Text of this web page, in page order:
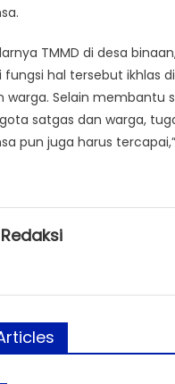
TMMD di desa
hal tersebut ikhlas
warga. Selain membantu
satgas dan warga,
pun juga harus
Redaksi